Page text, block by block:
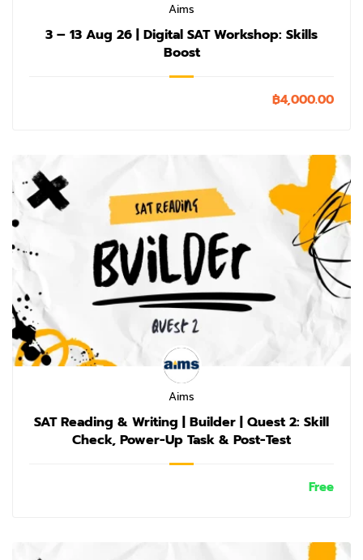
Aims
3 – 13 Aug 26 | Digital SAT Workshop: Skills
Boost
฿4,000.00
Aims
SAT Reading & Writing | Builder | Quest 2: Skill
Check, Power-Up Task & Post-Test
Free